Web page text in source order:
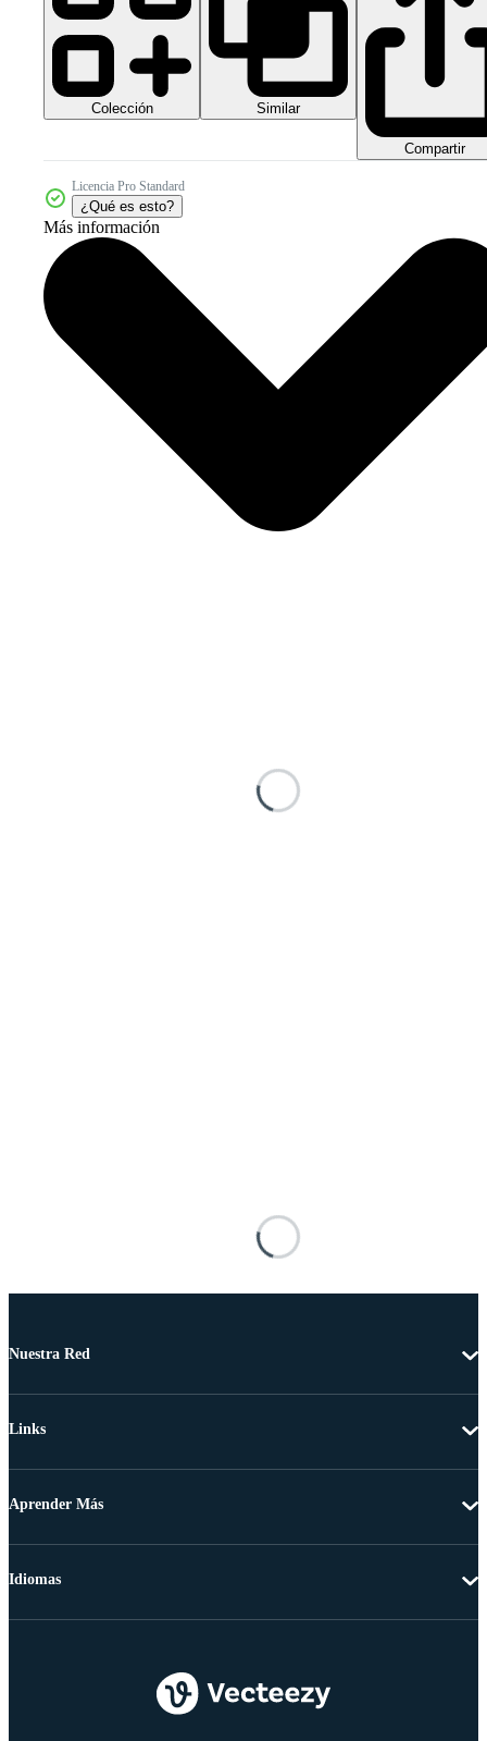
Colección Similar
Compartir
Licencia Pro Standard
¿Qué es esto?
Más información
Nuestra Red
Links
Aprender Más
Idiomas